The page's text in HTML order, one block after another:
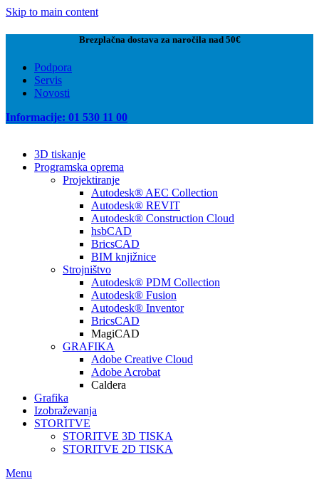
Skip to main content
Brezplačna dostava za naročila nad 50€
Podpora
Servis
Novosti
Informacije: 01 530 11 00
3D tiskanje
Programska oprema
Projektiranje
Autodesk® AEC Collection
Autodesk® REVIT
Autodesk® Construction Cloud
hsbCAD
BricsCAD
BIM knjižnice
Strojništvo
Autodesk® PDM Collection
Autodesk® Fusion
Autodesk® Inventor
BricsCAD
MagiCAD
GRAFIKA
Adobe Creative Cloud
Adobe Acrobat
Caldera
Grafika
Izobraževanja
STORITVE
STORITVE 3D TISKA
STORITVE 2D TISKA
Menu